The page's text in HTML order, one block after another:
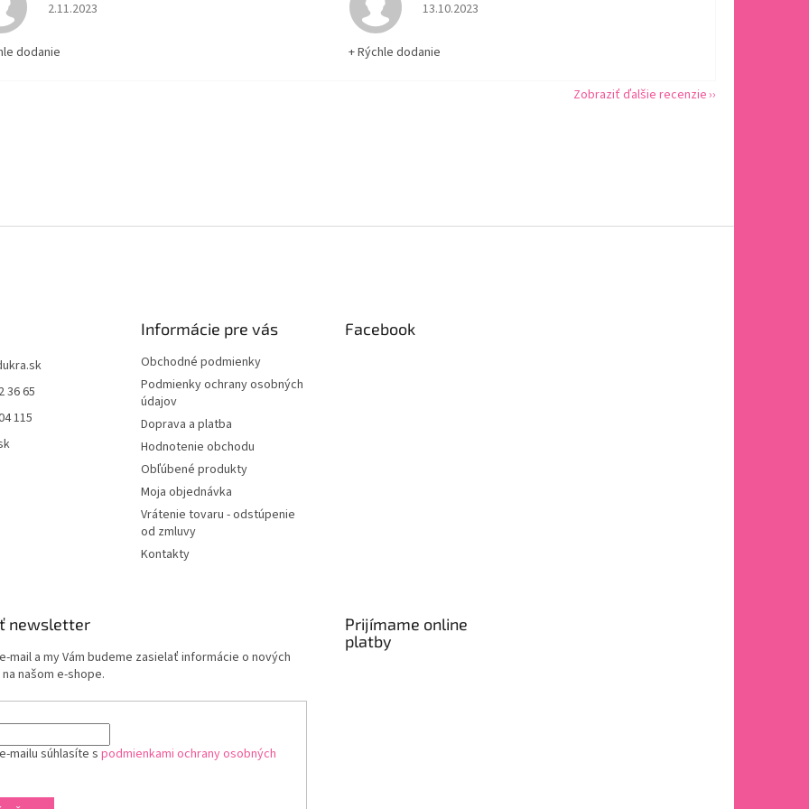
Hodnotenie obchodu je 5 z 5 hviezdičiek.
2.11.2023
dodanie
Hodnotenie obchodu je 5 z 5 hviezdičiek.
13.10.2023
+ Rýchle dodanie
Zobraziť ďalšie recenzie
36 65
115
Informácie pre vás
Obchodné podmienky
Podmienky ochrany osobných
údajov
Doprava a platba
Hodnotenie obchodu
Obľúbené produkty
Moja objednávka
Vrátenie tovaru - odstúpenie
od zmluvy
Kontakty
Facebook
newsletter
mail a my Vám budeme zasielať informácie o nových
našom e-shope.
mailu súhlasíte s podmienkami ochrany osobných
Prijímame online
platby